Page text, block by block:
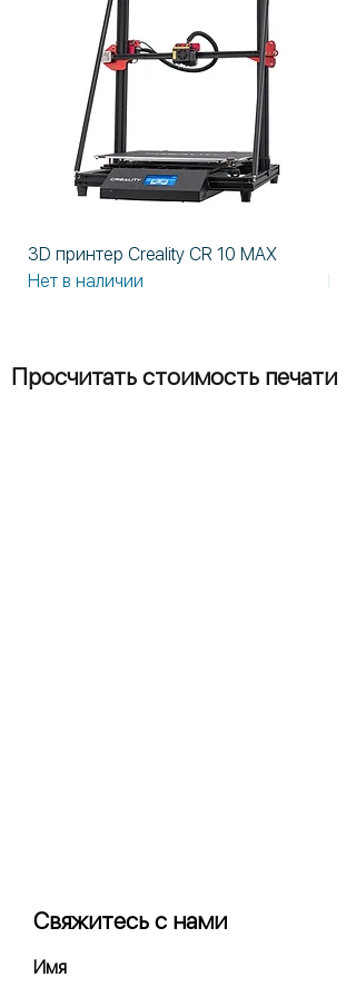
3D принтер Creality CR 10 MAX
Нет в наличии
Просчитать стоимость печати
Свяжитесь с нами
Имя